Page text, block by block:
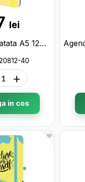
lei
Agenda nedatata A5 128 foi cu elastic Limonade (cop.tare) linii O20812-40
40
+
in cos